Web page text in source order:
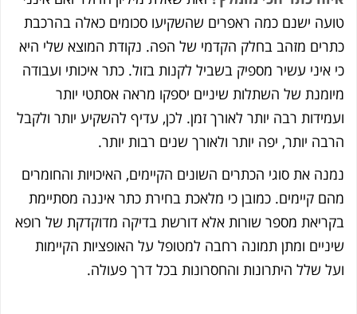
ישנם כמה ראפרים שהשקיעו סכומים כאלה בהרכבת
מזהב בחלק הקדמי של הפה. נקודת המוצא שלי היא
איני עשיר מספיק בשביל לקנות בזול. כתר איכותי ועבודה
של השתלות שיניים יספקו מראה אסתטי יותר
רבה יותר לאורך זמן. לכן, עדיף להשקיע יותר ולקבל
יותר, יפה יותר ולאורך שנים רבות יותר.
את סוגי הכתרים השונים הקיימים, האיכויות והחומרים
קיימים. כמובן כי מלאכת בחירת כתר איננה מסתיימת
מספר שורות אלא דורשת בדיקה מדוקדקת של רופא
ומתן תמונה רחבה למטופל על האופציות הקיימות
שלל היתרונות והחסרונות בכל דרך פעולה.